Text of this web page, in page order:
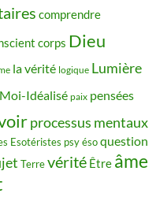
comprendre
corps Dieu
la vérité logique Lumière
Moi-Idéalisé paix pensées
processus mentaux
Esotéristes psy ésoquestion
Terrevérité Être âme